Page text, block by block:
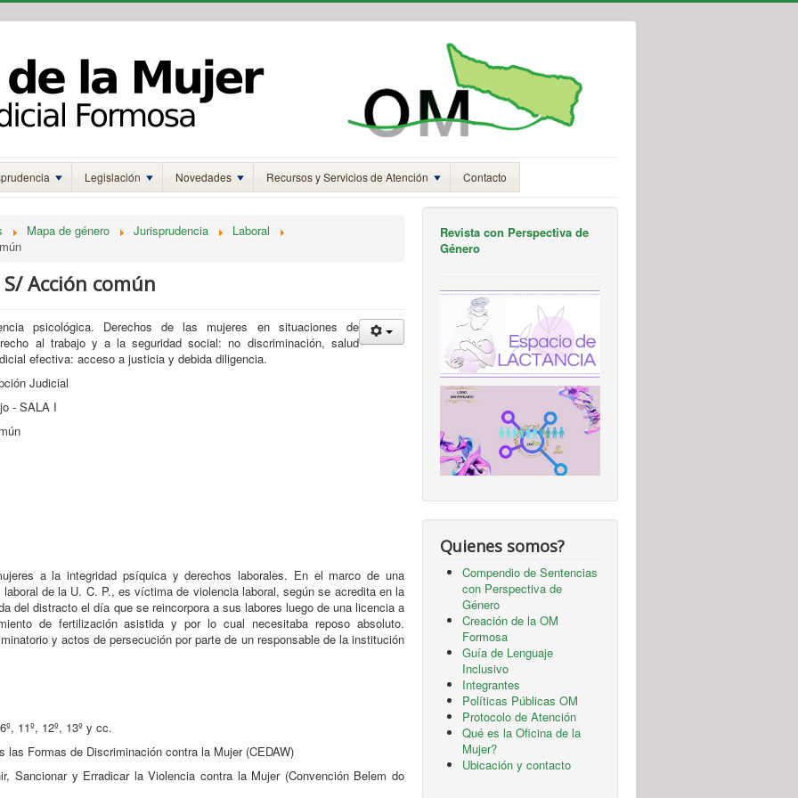
Legislación Novedades Recursos y Servicios de Atención Contacto
Mapa de género Jurisprudencia
Laboral
S/ Acción común
psicológica. Derechos de las mujeres en situaciones de
al trabajo y a la seguridad social: no discriminación, salud
efectiva: acceso a justicia y debida diligencia.
Judicial
- SALA I
a la integridad psíquica y derechos laborales. En el marco de una
de la U. C. P., es víctima de violencia laboral, según se acredita en la
del distracto el día que se reincorpora a sus labores luego de una licencia a
de fertilización asistida y por lo cual necesitaba reposo absoluto.
y actos de persecución por parte de un responsable de la institución
11º, 12º, 13º y cc.
Formas de Discriminación contra la Mujer (CEDAW)
Sancionar y Erradicar la Violencia contra la Mujer (Convención Belem do
Revista con Perspectiva de
Género
Quienes somos?
Compendio de Sentencias
con Perspectiva de
Género
Creación de la OM
Formosa
Guía de Lenguaje
Inclusivo
Integrantes
Políticas Públicas OM
Protocolo de Atención
Qué es la Oficina de la
Mujer?
Ubicación y contacto